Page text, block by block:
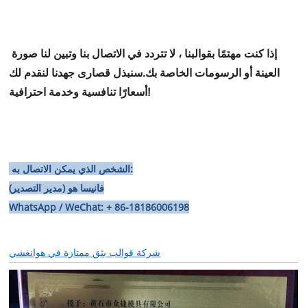
إذا كنت مهتمًا بقوالبنا ، لا تتردد في الاتصال بنا وتبين لنا صورة
العينة أو الرسومات الخاصة بك.سنبذل قصارى جهدنا لنقدم لك
أسعارًا تنافسية وخدمة احترافية!
الشخص الذي يمكن الاتصال به:
فانيسا هو (مدير التصدير)
WhatsApp / WeChat: + 86-18186006198
شركة قوالب بثق ممتازة في هوانغشي